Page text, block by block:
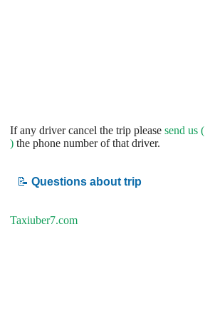
If any driver cancel the trip please send us (
) the phone number of that driver.
📝 Questions about trip
Taxiuber7.com